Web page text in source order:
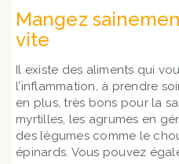
Mangez
vite
Il existe des aliments qui
l’inflammation, à prendre
en plus, très bons pour la
myrtilles, les agrumes en
des légumes comme le
épinards. Vous pouvez